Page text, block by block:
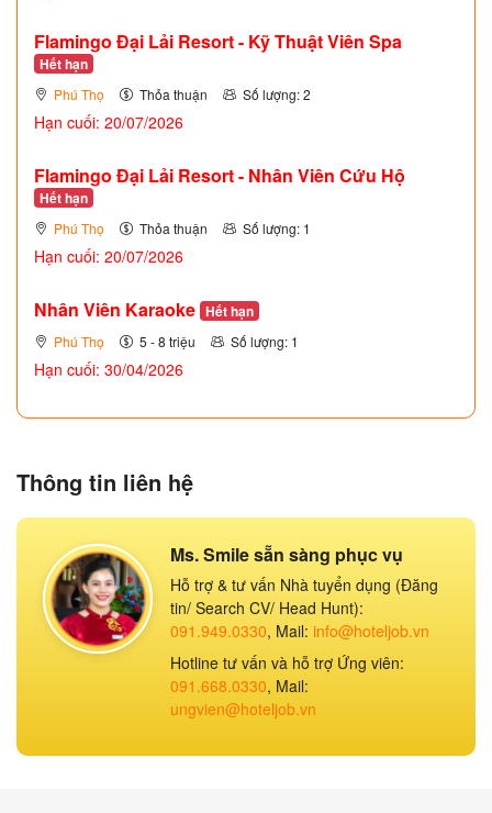
Flamingo Đại Lải Resort - Kỹ Thuật Viên Spa
Hết hạn
Phú Thọ Thỏa thuận Số lượng: 2
Hạn cuối: 20/07/2026
Flamingo Đại Lải Resort - Nhân Viên Cứu Hộ
Hết hạn
Phú Thọ Thỏa thuận Số lượng: 1
Hạn cuối: 20/07/2026
Nhân Viên Karaoke Hết hạn
Phú Thọ 5 - 8 triệu Số lượng: 1
Hạn cuối: 30/04/2026
Thông tin liên hệ
Ms. Smile sẵn sàng phục vụ
Hỗ trợ & tư vấn Nhà tuyển dụng (Đăng
tin/ Search CV/ Head Hunt):
091.949.0330, Mail: info@hoteljob.vn
Hotline tư vấn và hỗ trợ Ứng viên:
091.668.0330, Mail:
ungvien@hoteljob.vn